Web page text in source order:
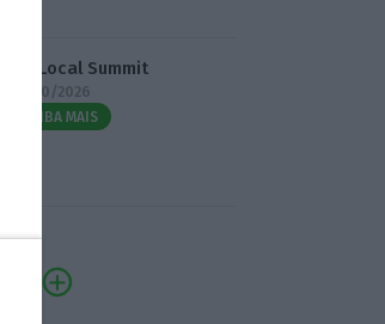
3.º Local Summit
07/10/2026
SAIBA MAIS